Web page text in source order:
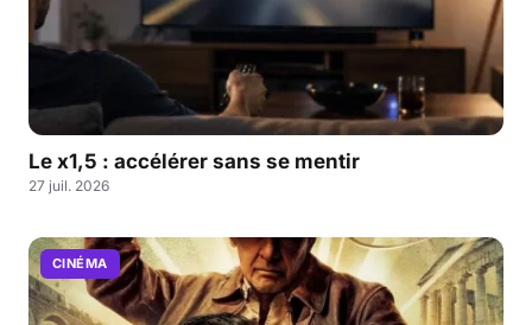
Le x1,5 : accélérer sans se mentir
27 juil. 2026
CINÉMA